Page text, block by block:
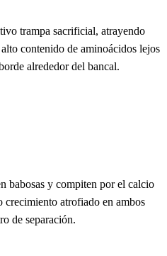
trampa sacrificial, atrayendo
contenido de aminoácidos lejos
alrededor del bancal.
babosas y compiten por el calcio
atrofiado en ambos
de separación.